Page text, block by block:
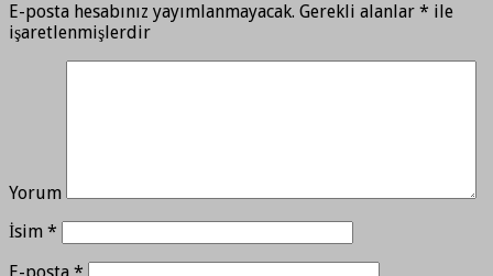
E-posta hesabınız yayımlanmayacak. Gerekli alanlar * ile
işaretlenmişlerdir
Yorum
İsim *